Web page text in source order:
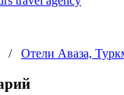
/ Отели Аваза,